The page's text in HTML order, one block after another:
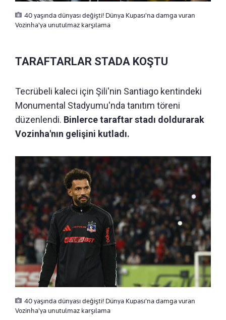
40 yaşında dünyası değişti! Dünya Kupası'na damga vuran
Vozinha'ya unutulmaz karşılama
TARAFTARLAR STADA KOŞTU
Tecrübeli kaleci için Şili'nin Santiago kentindeki
Monumental Stadyumu'nda tanıtım töreni
düzenlendi. Binlerce taraftar stadı doldurarak
Vozinha'nın gelişini kutladı.
40 yaşında dünyası değişti! Dünya Kupası'na damga vuran
Vozinha'ya unutulmaz karşılama